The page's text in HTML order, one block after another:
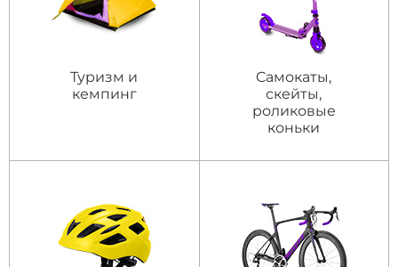
Туризм и
кемпинг
Cамокаты,
скейты,
роликовые
коньки